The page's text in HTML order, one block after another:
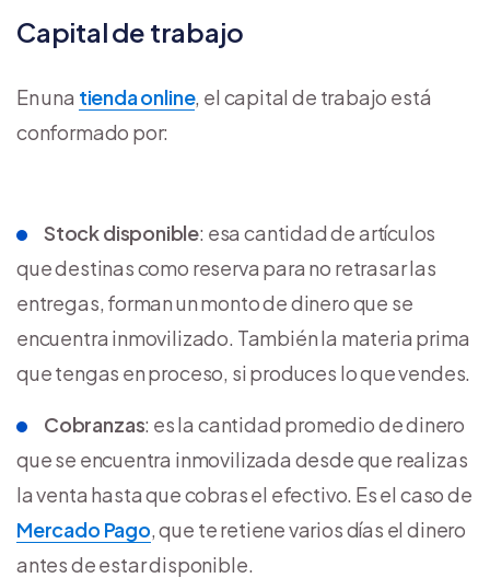
Capital de trabajo
En una tienda online, el capital de trabajo está
conformado por:
Stock disponible: esa cantidad de artículos
que destinas como reserva para no retrasar las
entregas, forman un monto de dinero que se
encuentra inmovilizado. También la materia prima
que tengas en proceso, si produces lo que vendes.
Cobranzas: es la cantidad promedio de dinero
que se encuentra inmovilizada desde que realizas
la venta hasta que cobras el efectivo. Es el caso de
Mercado Pago, que te retiene varios días el dinero
antes de estar disponible.